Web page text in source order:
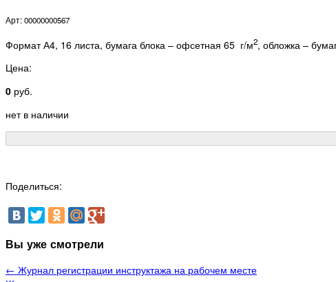
Арт: 00000000567
Формат А4, 16 листа, бумага блока – офсетная 65 г/м2, обложка –
Цена:
0 руб.
нет в наличии
Поделиться:
Вы уже смотрели
← Журнал регистрации инструктажа на рабочем месте